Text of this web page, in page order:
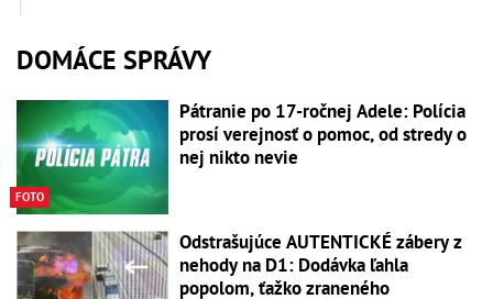
DOMÁCE SPRÁVY
FOTO
Pátranie po 17-ročnej Adele: Polícia
prosí verejnosť o pomoc, od stredy o
nej nikto nevie
Odstrašujúce AUTENTICKÉ zábery z
nehody na D1: Dodávka ľahla
popolom, ťažko zraneného